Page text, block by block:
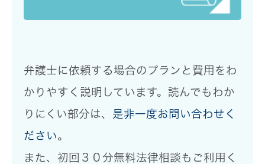
弁護士に依頼する場合のプランと費用をわ
かりやすく説明 しています。読んでもわか
りにくい部分は、 是非一度お問い合わせく
ださい 。
また、 初回３０分無料法律相談もご利用く